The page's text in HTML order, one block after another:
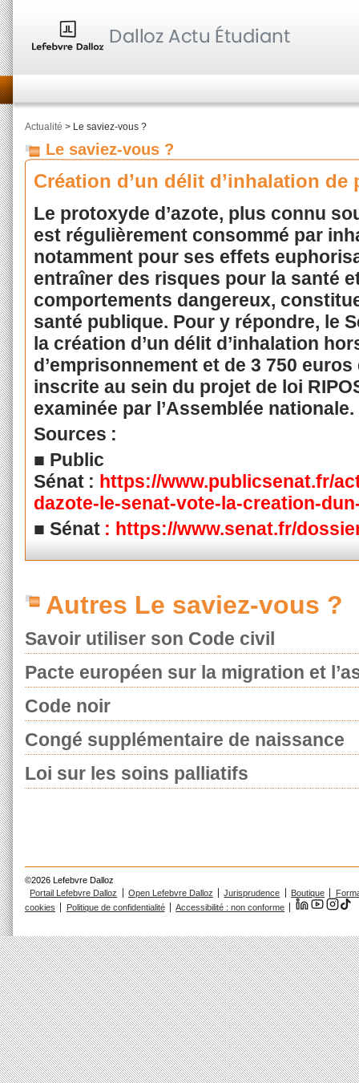
Actualité > Le saviez-vous ?
Le saviez-vous ?
Création d’un délit d’inhalation de
Le protoxyde d’azote, plus connu
est régulièrement consommé par
notamment pour ses effets
entraîner des risques pour la santé
comportements dangereux,
santé publique. Pour y répondre, le
la création d’un délit d’inhalation
d’emprisonnement et de 3 750
inscrite au sein du projet de loi
examinée par l’Assemblée nationale.
Sources :
■ Public
Sénat : https://www.publicsenat.fr/
dazote-le-senat-vote-la-creation-
■ Sénat : https://www.senat.fr/
Autres Le saviez-vous ?
Savoir utiliser son Code civil
Pacte européen sur la migration et
Code noir
Congé supplémentaire de naissance
Loi sur les soins palliatifs
©2026 Lefebvre Dalloz
Portail Lefebvre Dalloz
Open Lefebvre Dalloz Jurisprudence Boutique
cookies
Politique de confidentialité Accessibilité : non conforme